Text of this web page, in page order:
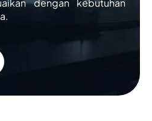
dengan kebutuhan